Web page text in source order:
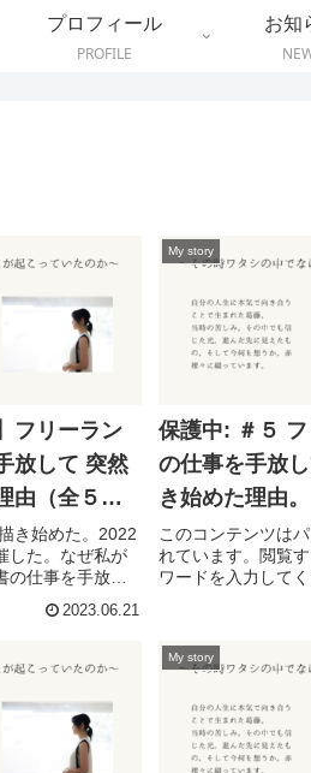
プロフィール
PROFILE
お知
フリーラン
放して 突然
由（全５
き始めた。2022
した。なぜ私が
の仕事を手放し
のか。そこに至
向き合いつづけ
いく過程を残
こいいも...
2023.06.21
My story
保護中: ＃５
の仕事を手放
き始めた理由。
このコンテンツは
れています。閲覧
ワードを入力して
My story